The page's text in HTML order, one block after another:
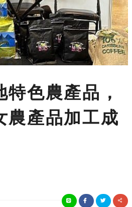
色農產品，
農產品加工成